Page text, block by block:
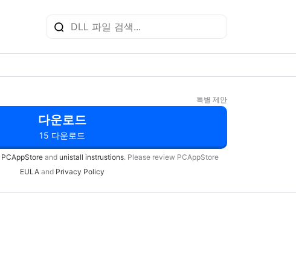
특별 제안
다운로드
15 다운로드
PCAppStoreand unistall instrustions. Please review PCAppStore
EULA and Privacy Policy